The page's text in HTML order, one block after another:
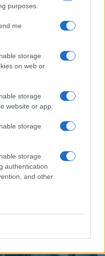
purposes.
me
storage
on web or
storage
website or app.
storage
storage
authentication
and other
oltre i criteri dei